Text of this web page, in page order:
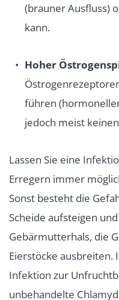
(brauner Ausfluss)
kann.
Hoher
führen
jedoch meist
Lassen Sie eine
Erregern immer
Sonst besteht die
Scheide aufsteigen
Gebärmutterhals, die
Eierstöcke ausbreiten.
Infektion zur
unbehandelte